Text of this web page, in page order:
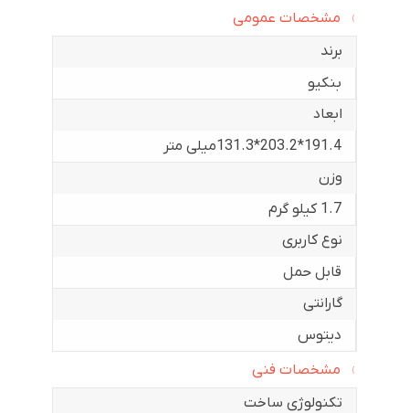
مشخصات عمومی
برند
بنکیو
ابعاد
191.4*203.2*131.3میلی متر
وزن
1.7 کیلو گرم
نوع کاربری
قابل حمل
گارانتی
دیتوس
مشخصات فنی
تکنولوژی ساخت